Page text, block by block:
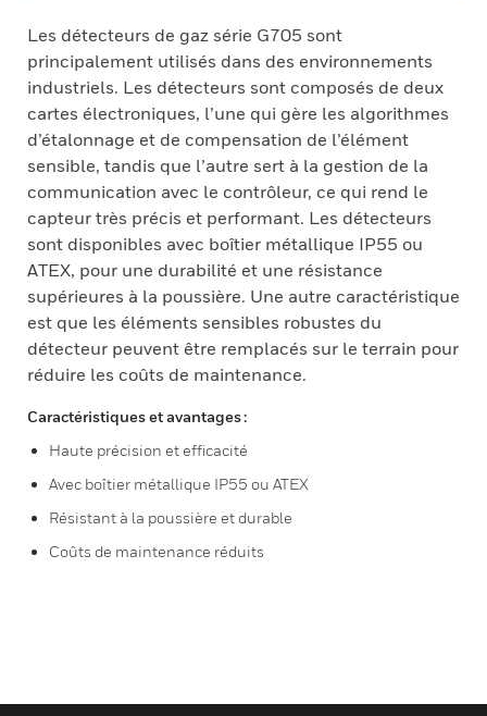
Les détecteurs de gaz série G705 sont
principalement utilisés dans des environnements
industriels. Les détecteurs sont composés de deux
cartes électroniques, l’une qui gère les algorithmes
d’étalonnage et de compensation de l’élément
sensible, tandis que l’autre sert à la gestion de la
communication avec le contrôleur, ce qui rend le
capteur très précis et performant. Les détecteurs
sont disponibles avec boîtier métallique IP55 ou
ATEX, pour une durabilité et une résistance
supérieures à la poussière. Une autre caractéristique
est que les éléments sensibles robustes du
détecteur peuvent être remplacés sur le terrain pour
réduire les coûts de maintenance.
Caractéristiques et avantages :
Haute précision et efficacité
Avec boîtier métallique IP55 ou ATEX
Résistant à la poussière et durable
Coûts de maintenance réduits